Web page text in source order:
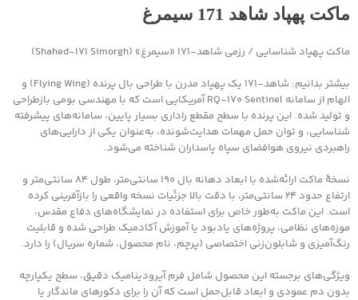
ماکت پهپاد شاهد 171 سیمرغ
ماکت پهپاد شناسایی / رزمی شاهد‑۱۷۱ «سیمرغ» (Shahed‑171 Simorgh)
بیشتر بدانیم: شاهد‑۱۷۱ یک پهپاد مدرن با طراحی بال پرنده (Flying Wing) و
الهام از سامانه RQ‑170 Sentinel آمریکایی است که با مهندسی بومی بازطراحی
و تولید شده. این پرنده با سطح مقطع راداری بسیار پایین، سامانه‌های پیشرفته
شناسایی، و توان حمل مهمات هدایت‌شونده، به‌عنوان یکی از دارایی‌های
راهبردی نیروی هوافضای سپاه پاسداران شناخته می‌شود.
نسخهٔ ماکت ارائه‌شده با ابعاد دهانه بال ۱۹۰ سانتی‌متر، طول ۸۴ سانتی‌متر و
ارتفاع حدود ۲۴ سانتی‌متر، با دقت بالا جزئیات نسخه واقعی را بازآفرینی کرده
است. این ماکت به‌طور خاص برای استفاده در نمایشگاه‌های دفاع مقدس،
موزه‌های نظامی، پروژه‌های یادبود یا آموزش آکادمیک طراحی شده و قابلیت
رنگ‌آمیزی و شابلون‌زنی اختصاصی (پرچم، نام محصول، شماره سریال) را دارد.
ویژگی‌های برجسته این محصول شامل فرم آیرودینامیک دقیق، سطح یکپارچه
بدون دم عمودی و ابعاد قابل‌حمل است که آن را برای دکورهای ماندگار یا